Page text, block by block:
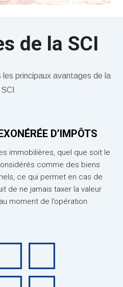
de la SCI
principaux avantages de la
SCI
D’IMPÔTS
immobilières, quel que soit le
comme des biens
ce qui permet en cas de
de ne jamais taxer la valeur
moment de l’opération.